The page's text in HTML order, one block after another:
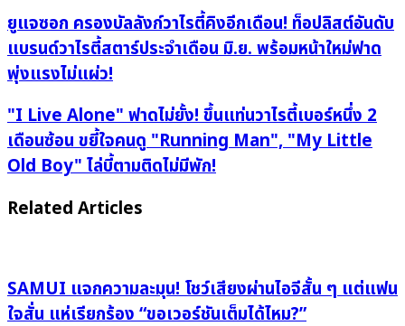
ยู
แจ
ซอก
ครอง
บัลลังก์
วา
ไร
ตี้
อีก
ลิ
สต์
ยูแจซอก ครองบัลลังก์วาไรตี้คิงอีกเดือน! ท็อปลิสต์อันดับ
แบรนด์วาไรตี้สตาร์ประจำเดือน มิ.ย. พร้อมหน้าใหม่ฟาด
พุ่งแรงไม่แผ่ว!
"I
Live
Alone"
ฟาด
ไม่
ยั้ง!
วา
ไร
"I Live Alone" ฟาดไม่ยั้ง! ขึ้นแท่นวาไรตี้เบอร์หนึ่ง 2
เดือนซ้อน ขยี้ใจคนดู "Running Man", "My Little
Old Boy" ไล่บี้ตามติดไม่มีพัก!
Related Articles
SAMUI แจกความละมุน! โชว์เสียงผ่านไอจีสั้น ๆ แต่แฟน
ใจสั่น แห่เรียกร้อง “ขอเวอร์ชันเต็มได้ไหม?”